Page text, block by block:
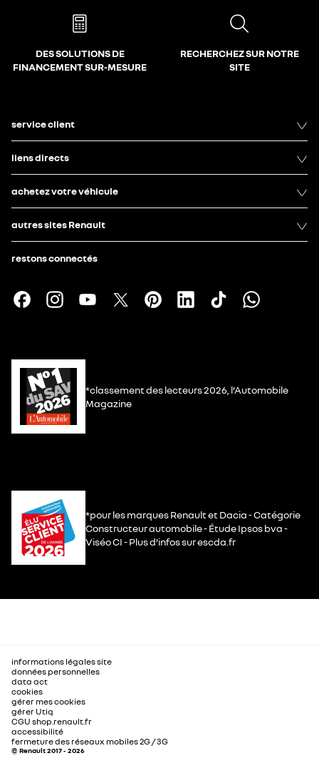
DES SOLUTIONS DE
FINANCEMENT SUR-MESURE
RECHERCHEZ SUR NOTRE
SITE
service client
liens directs
achetez votre véhicule
autres sites Renault
restons connectés
*classement des lecteurs 2026, l’Automobile
Magazine
*pour les marques Renault et Dacia - Catégorie
Constructeur automobile - Étude Ipsos bva -
Viséo CI - Plus d’infos sur escda.fr
informations légales site
données personnelles
data act
cookies
gérer mes cookies
gérer Utiq
CGU shop.renault.fr
accessibilité
fermeture des réseaux mobiles 2G / 3G
© Renault 2017 - 2026